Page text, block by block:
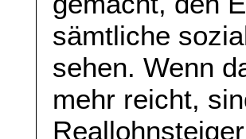
sämtliche
sehen. Wenn
mehr reicht,